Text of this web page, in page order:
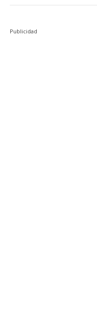
Publicidad